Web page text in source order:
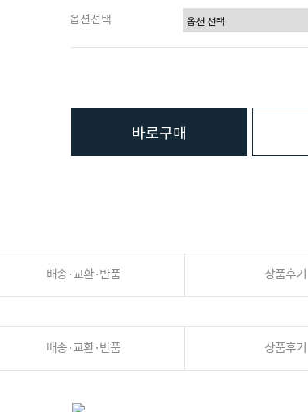
옵션선택
바로구매
배송·교환·반품 상품후기
배송·교환·반품 상품후기